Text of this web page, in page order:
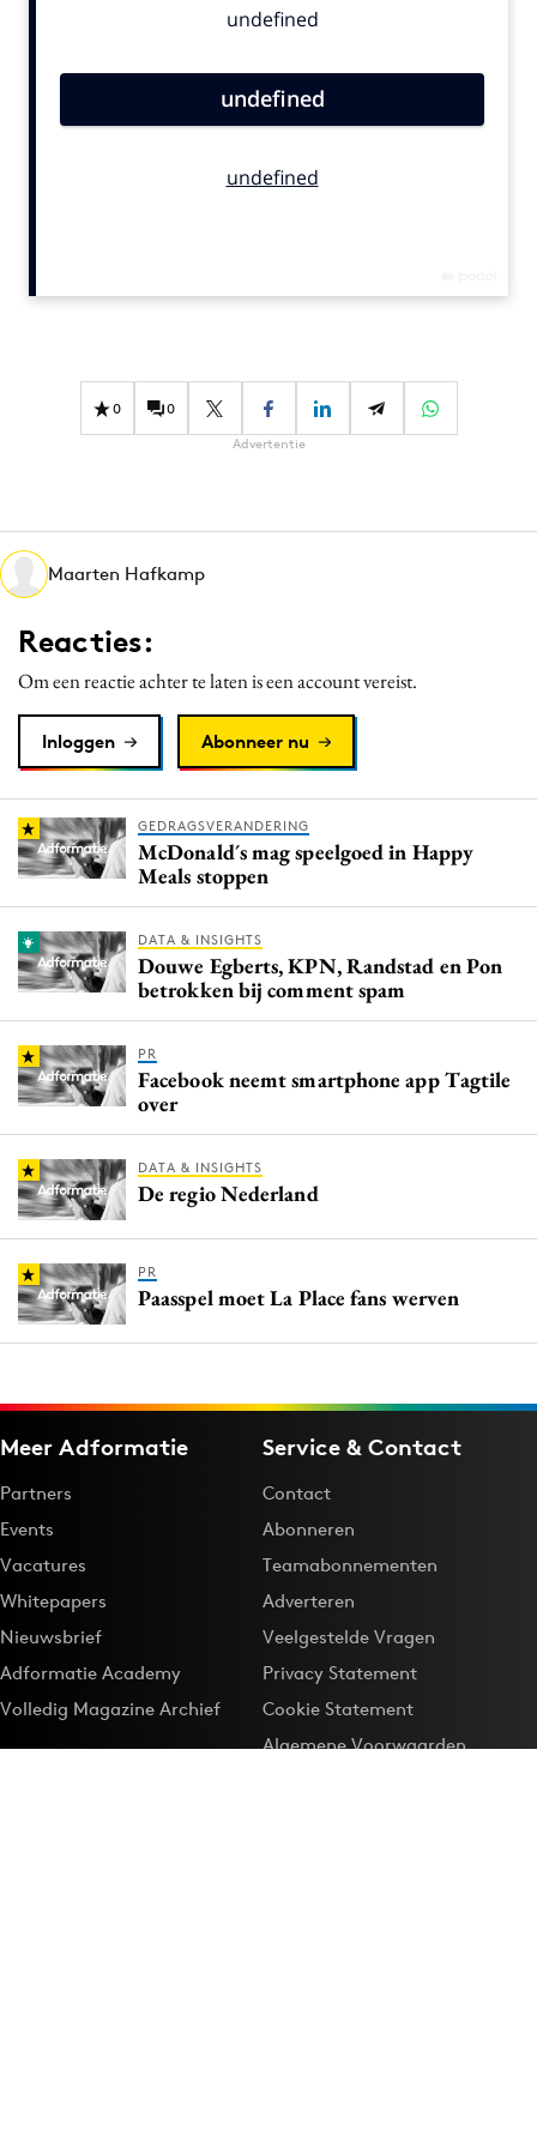
Contentmarketing
Effectiviteit
Gedragsverandering
Martech
Media
Merkstrategie
PR
Programmatic
Reputatie & crisis
0 0
Advertentie
Maarten Hafkamp
Reacties:
Om een reactie achter te laten is een account vereist.
Inloggen Abonneer nu
GEDRAGSVERANDERING
McDonald´s mag speelgoed in Happy
Meals stoppen
DATA & INSIGHTS
Douwe Egberts, KPN, Randstad en Pon
betrokken bij comment spam
PR
Facebook neemt smartphone app Tagtile
over
DATA & INSIGHTS
De regio Nederland
PR
Paasspel moet La Place fans werven
Meer Adformatie
Partners
Events
Vacatures
Whitepapers
Nieuwsbrief
Adformatie Academy
Volledig Magazine Archief
Service & Contact
Contact
Abonneren
Teamabonnementen
Adverteren
Veelgestelde Vragen
Privacy Statement
Cookie Statement
Algemene Voorwaarden